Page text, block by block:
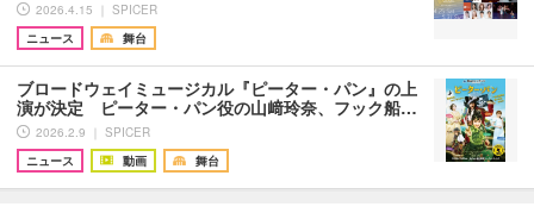
2026.4.15 ｜ SPICER
ニュース
舞台
ブロードウェイミュージカル『ピーター・パン』の上
演が決定 ピーター・パン役の山﨑玲奈、フック船…
2026.2.9 ｜ SPICER
ニュース
動画 舞台